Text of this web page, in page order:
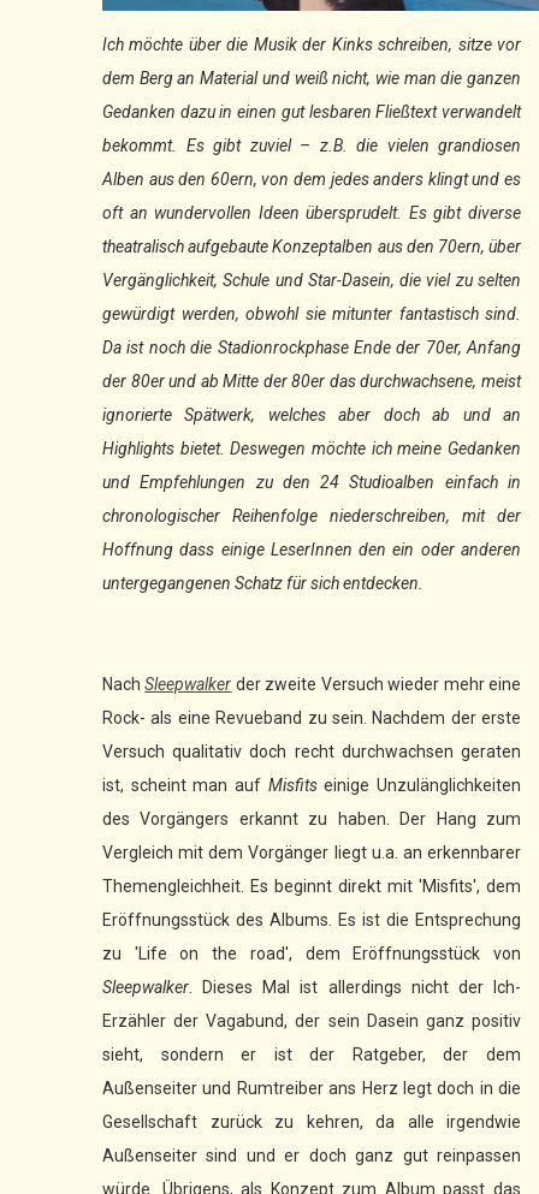
Ich möchte über die Musik der Kinks schreiben, sitze vor
dem Berg an Material und weiß nicht, wie man die ganzen
Gedanken dazu in einen gut lesbaren Fließtext verwandelt
bekommt. Es gibt zuviel – z.B. die vielen grandiosen
Alben aus den 60ern, von dem jedes anders klingt und es
oft an wundervollen Ideen übersprudelt. Es gibt diverse
theatralisch aufgebaute Konzeptalben aus den 70ern, über
Vergänglichkeit, Schule und Star-Dasein, die viel zu selten
gewürdigt werden, obwohl sie mitunter fantastisch sind.
Da ist noch die Stadionrockphase Ende der 70er, Anfang
der 80er und ab Mitte der 80er das durchwachsene, meist
ignorierte Spätwerk, welches aber doch ab und an
Highlights bietet. Deswegen möchte ich meine Gedanken
und Empfehlungen zu den 24 Studioalben einfach in
chronologischer Reihenfolge niederschreiben, mit der
Hoffnung dass einige LeserInnen den ein oder anderen
untergegangenen Schatz für sich entdecken.
NachSleepwalker der zweite Versuch wieder mehr eine
Rock- als eine Revueband zu sein. Nachdem der erste
Versuch qualitativ doch recht durchwachsen geraten
ist, scheint man auf Misfitseinige Unzulänglichkeiten
des Vorgängers erkannt zu haben. Der Hang zum
Vergleich mit dem Vorgänger liegt u.a. an erkennbarer
Themengleichheit. Es beginnt direkt mit 'Misfits', dem
Eröffnungsstück des Albums. Es ist die Entsprechung
zu 'Life on the road', dem Eröffnungsstück von
Sleepwalker . Dieses Mal ist allerdings nicht der Ich-
Erzähler der Vagabund, der sein Dasein ganz positiv
sieht, sondern er ist der Ratgeber, der dem
Außenseiter und Rumtreiber ans Herz legt doch in die
Gesellschaft zurück zu kehren, da alle irgendwie
Außenseiter sind und er doch ganz gut reinpassen
würde. Übrigens, als Konzept zum Album passt das